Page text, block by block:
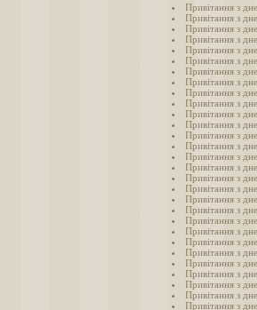
Привітання з
Привітання з
Привітання з
Привітання з
Привітання з
Привітання з
Привітання з
Привітання з
Привітання з
Привітання з
Привітання з
Привітання з
Привітання з
Привітання з
Привітання з
Привітання з
Привітання з
Привітання з
Привітання з
Привітання з
Привітання з
Привітання з
Привітання з
Привітання з
Привітання з
Привітання з
Привітання з
Привітання з
Привітання з